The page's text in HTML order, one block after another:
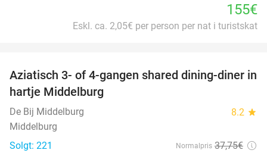
155€
Eskl. ca. 2,05€ per person per nat i turistskat
36%
Aziatisch 3- of 4-gangen shared dining-diner in
hartje Middelburg
De Bij Middelburg 8.2 star
Middelburg
Solgt: 221
Normalpris 37,75€